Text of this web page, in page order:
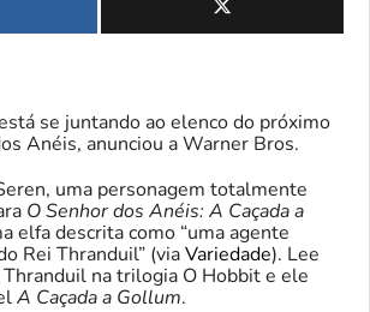
se juntando ao elenco do próximo
Anéis, anunciou a Warner Bros.
uma personagem totalmente
O Senhor dos Anéis: A Caçada a
elfa descrita como “uma agente
Rei Thranduil” (viaVariedade). Lee
na trilogia O Hobbit e ele
A Caçada a Gollum.